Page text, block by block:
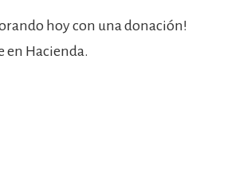
hoy con una donación!
en Hacienda.